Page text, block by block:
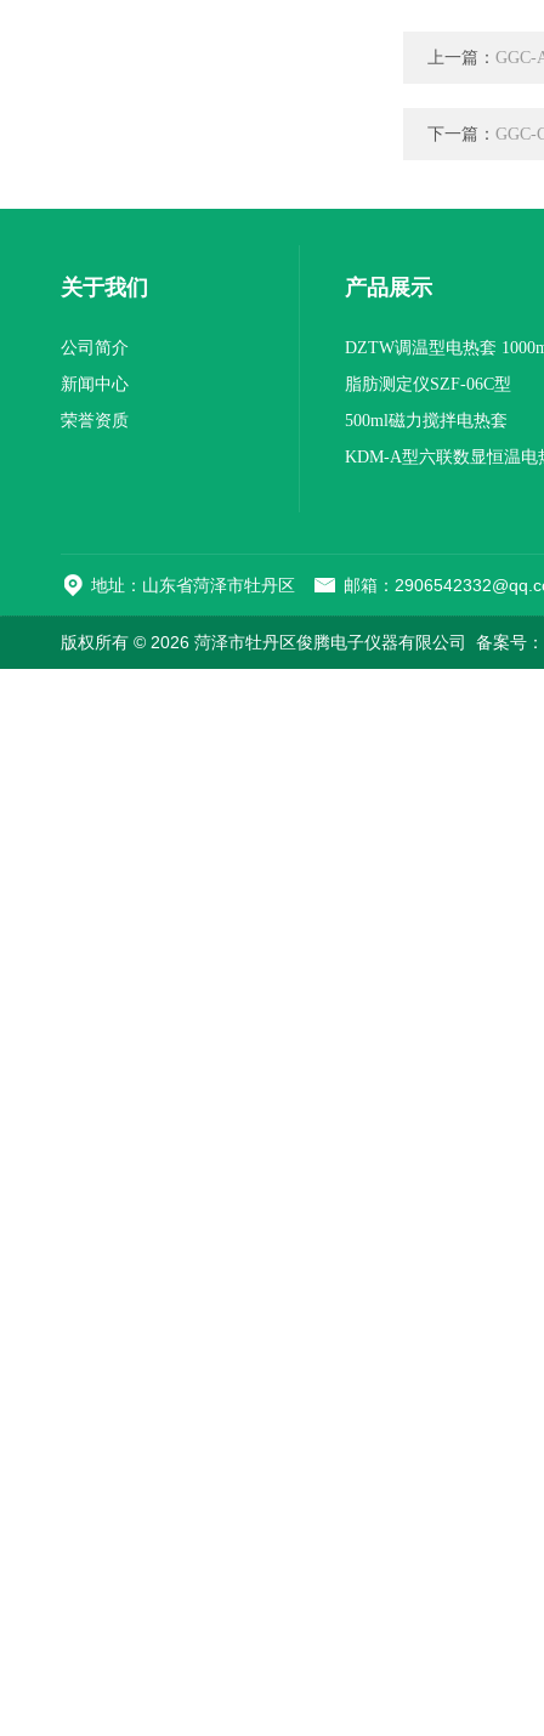
上一篇： GGC-
下一篇： GGC-
关于我们
公司简介
新闻中心
荣誉资质
产品展示
DZTW调温型电热套
联
脂肪测定仪SZF-06C型
500ml磁力搅拌电热套
KDM-A型六联数显恒温电
地址：山东省菏泽市牡丹区 邮箱：
版权所有 © 2026 菏泽市牡丹区俊腾电子仪器有限公司 备案号